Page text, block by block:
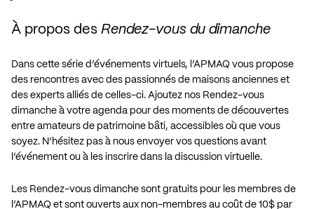
À propos des Rendez-vous du dimanche
Dans cette série d’événements virtuels, l’APMAQ vous propose
des rencontres avec des passionnés de maisons anciennes et
des experts alliés de celles-ci. Ajoutez nos Rendez-vous
dimanche à votre agenda pour des moments de découvertes
entre amateurs de patrimoine bâti, accessibles où que vous
soyez. N’hésitez pas à nous envoyer vos questions avant
l’événement ou à les inscrire dans la discussion virtuelle.
Les Rendez-vous dimanche sont gratuits pour les membres de
l’APMAQ et sont ouverts aux non-membres au coût de 10$ par